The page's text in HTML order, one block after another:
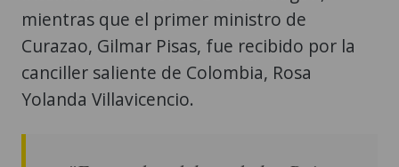
canciller saliente de Colombia, Rosa
Yolanda Villavicencio.